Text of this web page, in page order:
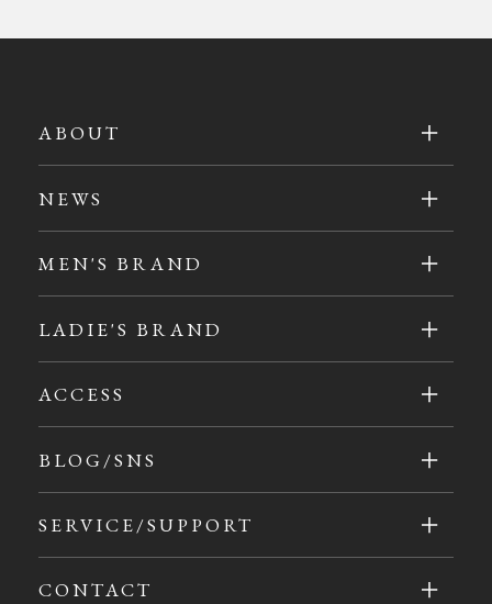
ABOUT
NEWS
MEN'S BRAND
LADIE'S BRAND
ACCESS
BLOG/SNS
SERVICE/SUPPORT
CONTACT